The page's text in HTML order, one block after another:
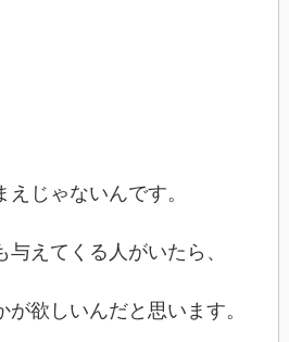
じゃないんです。
与えてくる人がいたら、
欲しいんだと思います。